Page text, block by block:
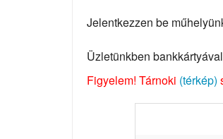
Jelentkezzen be
Üzletünkben
Figyelem! Tárnoki (térkép)